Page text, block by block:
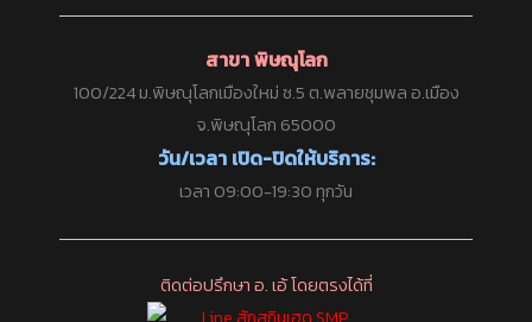
สาขา พิษณุโลก
100/224 ม.พิษณุโลกเมืองใหม่ ซ.5 ต.พลายชุมพล อ.เมือง
จ.พิษณุโลก 65000
วัน/เวลา เปิด-ปิดให้บริการ:
เวลา 09:00-19:30 ทุกวัน
ติดต่อปรึกษา อ. เอ้ โดยตรงได้ที่